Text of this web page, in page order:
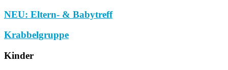
NEU: Eltern- & Babytreff
Krabbelgruppe
Kinder